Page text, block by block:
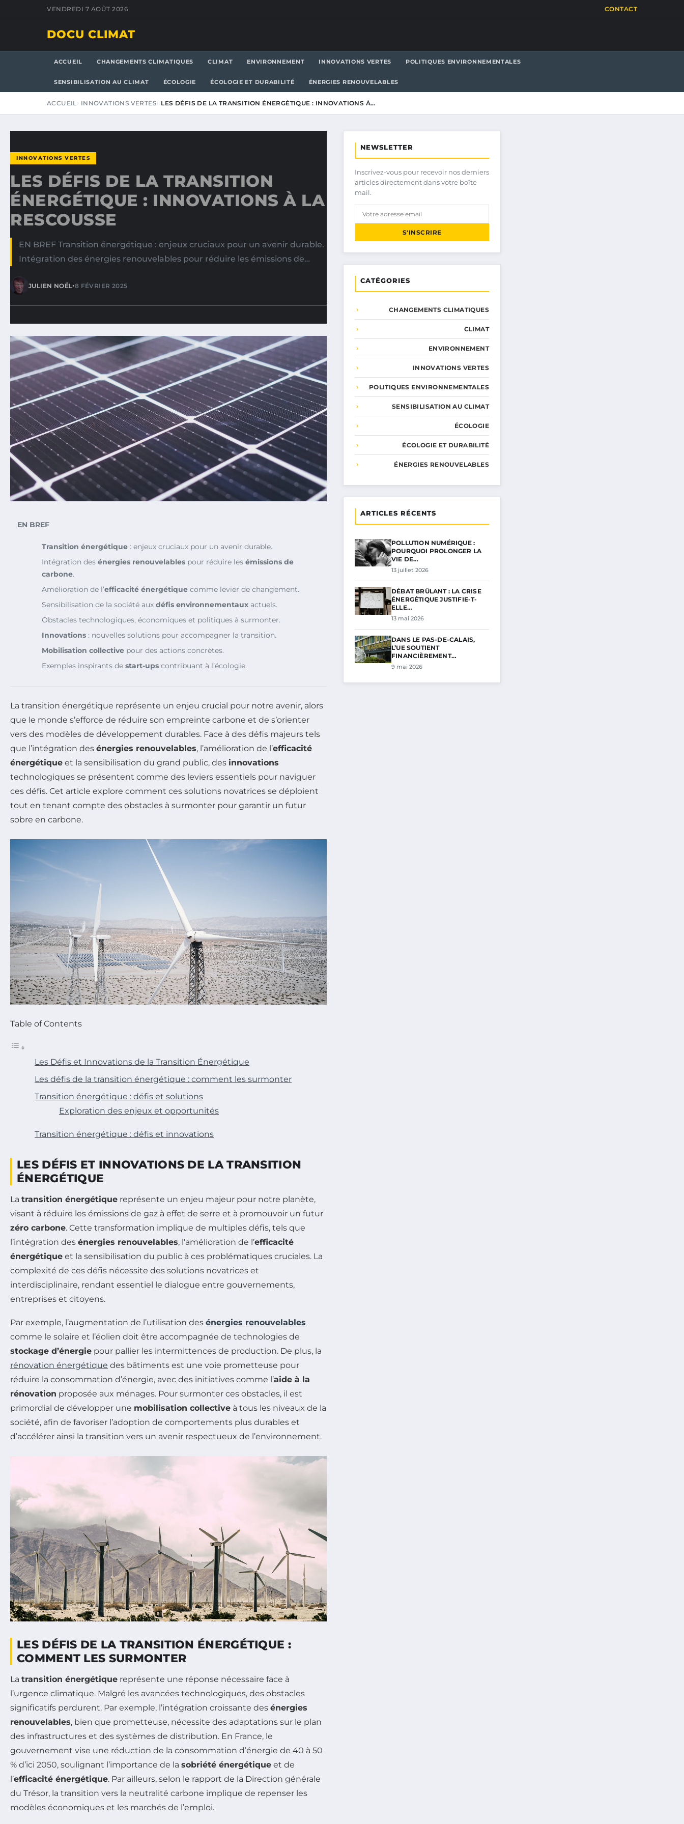
VENDREDI 7 AOÛT 2026 CONTACT
DOCU CLIMAT
ACCUEIL CHANGEMENTS CLIMATIQUES CLIMAT ENVIRONNEMENT INNOVATIONS VERTES POLITIQUES ENVIRONNEMENTALES
SENSIBILISATION AU CLIMAT ÉCOLOGIE ÉCOLOGIE ET DURABILITÉ ÉNERGIES RENOUVELABLES
ACCUEIL INNOVATIONS VERTES LES DÉFIS DE LA TRANSITION ÉNERGÉTIQUE : INNOVATIONS À…
INNOVATIONS VERTES
LES DÉFIS DE LA TRANSITION
ÉNERGÉTIQUE : INNOVATIONS À LA
RESCOUSSE
EN BREF Transition énergétique : enjeux cruciaux pour un avenir durable.
Intégration des énergies renouvelables pour réduire les émissions de…
JULIEN NOËL•8 FÉVRIER 2025
EN BREF
Transition énergétique : enjeux cruciaux pour un avenir durable.
Intégration des énergies renouvelables pour réduire les émissions de
carbone.
Amélioration de l’efficacité énergétique comme levier de changement.
Sensibilisation de la société aux défis environnementaux actuels.
Obstacles technologiques, économiques et politiques à surmonter.
Innovations : nouvelles solutions pour accompagner la transition.
Mobilisation collective pour des actions concrètes.
Exemples inspirants de start-ups contribuant à l’écologie.
La transition énergétique représente un enjeu crucial pour notre avenir, alors
que le monde s’efforce de réduire son empreinte carbone et de s’orienter
vers des modèles de développement durables. Face à des défis majeurs tels
que l’intégration des énergies renouvelables, l’amélioration de l’efficacité
énergétique et la sensibilisation du grand public, des innovations
technologiques se présentent comme des leviers essentiels pour naviguer
ces défis. Cet article explore comment ces solutions novatrices se déploient
tout en tenant compte des obstacles à surmonter pour garantir un futur
sobre en carbone.
Table of Contents
Les Défis et Innovations de la Transition Énergétique
Les défis de la transition énergétique : comment les surmonter
Transition énergétique : défis et solutions
Exploration des enjeux et opportunités
Transition énergétique : défis et innovations
LES DÉFIS ET INNOVATIONS DE LA TRANSITION
ÉNERGÉTIQUE
La transition énergétique représente un enjeu majeur pour notre planète,
visant à réduire les émissions de gaz à effet de serre et à promouvoir un futur
zéro carbone. Cette transformation implique de multiples défis, tels que
l’intégration des énergies renouvelables, l’amélioration de l’efficacité
énergétique et la sensibilisation du public à ces problématiques cruciales. La
complexité de ces défis nécessite des solutions novatrices et
interdisciplinaire, rendant essentiel le dialogue entre gouvernements,
entreprises et citoyens.
Par exemple, l’augmentation de l’utilisation des énergies renouvelables
comme le solaire et l’éolien doit être accompagnée de technologies de
stockage d’énergie pour pallier les intermittences de production. De plus, la
rénovation énergétique des bâtiments est une voie prometteuse pour
réduire la consommation d’énergie, avec des initiatives comme l’aide à la
rénovation proposée aux ménages. Pour surmonter ces obstacles, il est
primordial de développer une mobilisation collective à tous les niveaux de la
société, afin de favoriser l’adoption de comportements plus durables et
d’accélérer ainsi la transition vers un avenir respectueux de l’environnement.
LES DÉFIS DE LA TRANSITION ÉNERGÉTIQUE :
COMMENT LES SURMONTER
La transition énergétique représente une réponse nécessaire face à
l’urgence climatique. Malgré les avancées technologiques, des obstacles
significatifs perdurent. Par exemple, l’intégration croissante des énergies
renouvelables, bien que prometteuse, nécessite des adaptations sur le plan
des infrastructures et des systèmes de distribution. En France, le
gouvernement vise une réduction de la consommation d’énergie de 40 à 50
% d’ici 2050, soulignant l’importance de la sobriété énergétique et de
l’efficacité énergétique. Par ailleurs, selon le rapport de la Direction générale
du Trésor, la transition vers la neutralité carbone implique de repenser les
modèles économiques et les marchés de l’emploi.
NEWSLETTER
Inscrivez-vous pour recevoir nos derniers
articles directement dans votre boîte
mail.
S'INSCRIRE
CATÉGORIES
CHANGEMENTS CLIMATIQUES
CLIMAT
ENVIRONNEMENT
INNOVATIONS VERTES
POLITIQUES ENVIRONNEMENTALES
SENSIBILISATION AU CLIMAT
ÉCOLOGIE
ÉCOLOGIE ET DURABILITÉ
ÉNERGIES RENOUVELABLES
ARTICLES RÉCENTS
POLLUTION NUMÉRIQUE :
POURQUOI PROLONGER LA
VIE DE…
13 juillet 2026
DÉBAT BRÛLANT : LA CRISE
ÉNERGÉTIQUE JUSTIFIE-T-
ELLE…
13 mai 2026
DANS LE PAS-DE-CALAIS,
L’UE SOUTIENT
FINANCIÈREMENT…
9 mai 2026